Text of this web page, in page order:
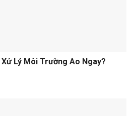
Lý Môi Trường Ao Ngay?